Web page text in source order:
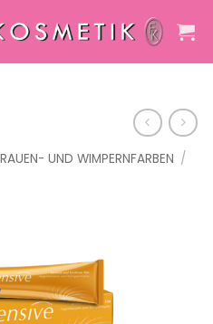
UND WIMPERNFARBEN /